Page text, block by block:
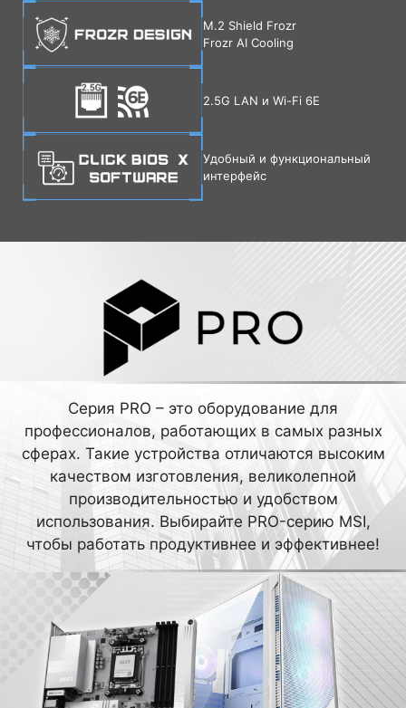
M.2 Shield Frozr
Frozr AI Cooling
2.5G LAN и Wi-Fi 6E
Удобный и функциональный
интерфейс
Серия PRO – это оборудование для
профессионалов, работающих в самых разных
сферах. Такие устройства отличаются высоким
качеством изготовления, великолепной
производительностью и удобством
использования. Выбирайте PRO-серию MSI,
чтобы работать продуктивнее и эффективнее!